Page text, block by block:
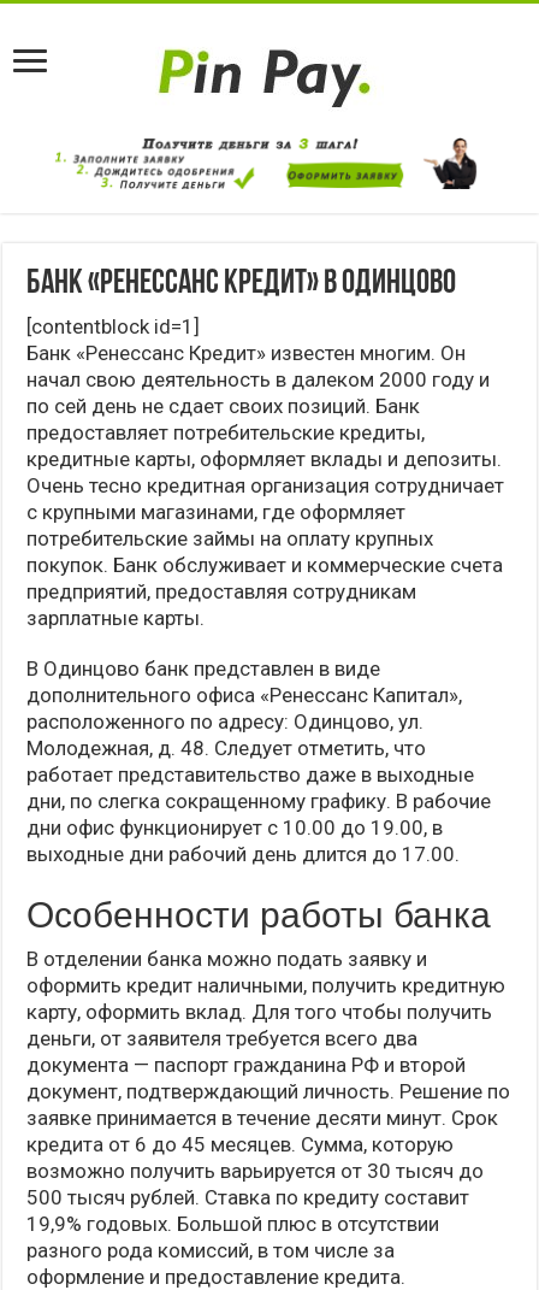
Банк «Ренессанс Кредит» в Одинцово
[contentblock id=1]
Банк «Ренессанс Кредит» известен многим. Он
начал свою деятельность в далеком 2000 году и
по сей день не сдает своих позиций. Банк
предоставляет потребительские кредиты,
кредитные карты, оформляет вклады и депозиты.
Очень тесно кредитная организация сотрудничает
с крупными магазинами, где оформляет
потребительские займы на оплату крупных
покупок. Банк обслуживает и коммерческие счета
предприятий, предоставляя сотрудникам
зарплатные карты.
В Одинцово банк представлен в виде
дополнительного офиса «Ренессанс Капитал»,
расположенного по адресу: Одинцово, ул.
Молодежная, д. 48. Следует отметить, что
работает представительство даже в выходные
дни, по слегка сокращенному графику. В рабочие
дни офис функционирует с 10.00 до 19.00, в
выходные дни рабочий день длится до 17.00.
Особенности работы банка
В отделении банка можно подать заявку и
оформить кредит наличными, получить кредитную
карту, оформить вклад. Для того чтобы получить
деньги, от заявителя требуется всего два
документа — паспорт гражданина РФ и второй
документ, подтверждающий личность. Решение по
заявке принимается в течение десяти минут. Срок
кредита от 6 до 45 месяцев. Сумма, которую
возможно получить варьируется от 30 тысяч до
500 тысяч рублей. Ставка по кредиту составит
19,9% годовых. Большой плюс в отсутствии
разного рода комиссий, в том числе за
оформление и предоставление кредита.